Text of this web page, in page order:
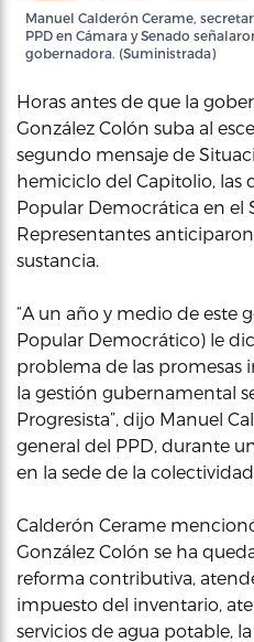
Manuel Calderón Cerame,
PPD en Cámara y Senado
gobernadora. (Suministrada)
Horas antes de que la
González Colón suba al
segundo mensaje de
hemiciclo del Capitolio, las
Popular Democrática en el
Representantes
sustancia.
“A un año y medio de este
Popular Democrático) le
problema de las promesas
la gestión gubernamental
Progresista”, dijo Manuel
general del PPD, durante
en la sede de la
Calderón Cerame
González Colón se ha
reforma contributiva,
impuesto del inventario,
servicios de agua potable,